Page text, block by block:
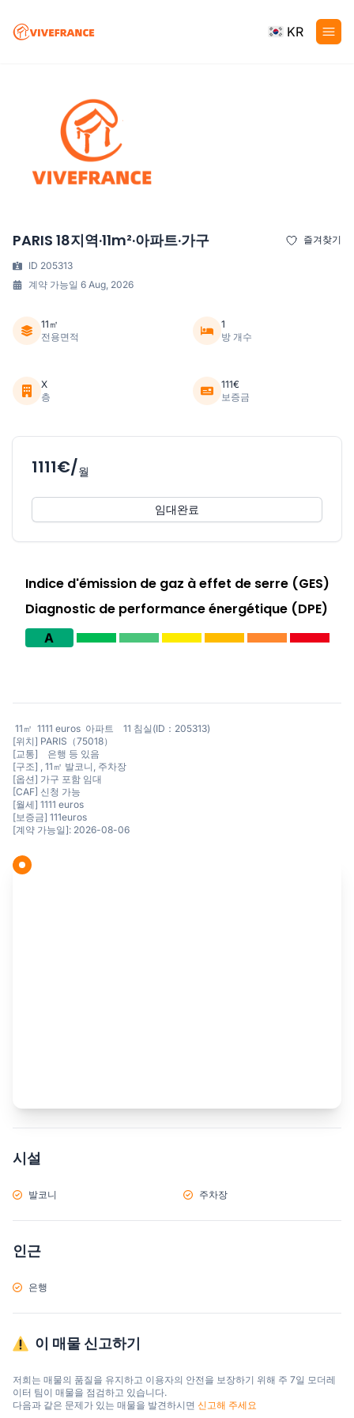
KR
PARIS 18지역·11m²·아파트·가구 즐겨찾기
ID 205313
계약 가능일 6 Aug, 2026
11㎡
전용면적
1
방 개수
X
층
111€
보증금
1111€/월
임대완료
Indice d'émission de gaz à effet de serre (GES)
Diagnostic de performance énergétique (DPE)
A
11㎡ 1111 euros 아파트 11 침실(ID：205313)
[위치] PARIS（75018）
[교통] 은행 등 있음
[구조] , 11㎡ 발코니, 주차장
[옵션] 가구 포함 임대
[CAF] 신청 가능
[월세] 1111 euros
[보증금] 111euros
[계약 가능일]: 2026-08-06
시설
발코니 주차장
인근
은행
이 매물 신고하기
저희는 매물의 품질을 유지하고 이용자의 안전을 보장하기 위해 주 7일 모더레
이터 팀이 매물을 점검하고 있습니다.
다음과 같은 문제가 있는 매물을 발견하시면 신고해 주세요